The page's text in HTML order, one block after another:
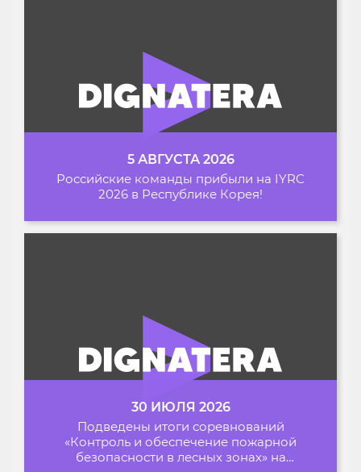
5 АВГУСТА 2026
Российские команды прибыли на IYRC
2026 в Республике Корея!
30 ИЮЛЯ 2026
Подведены итоги соревнований
«Контроль и обеспечение пожарной
безопасности в лесных зонах» на